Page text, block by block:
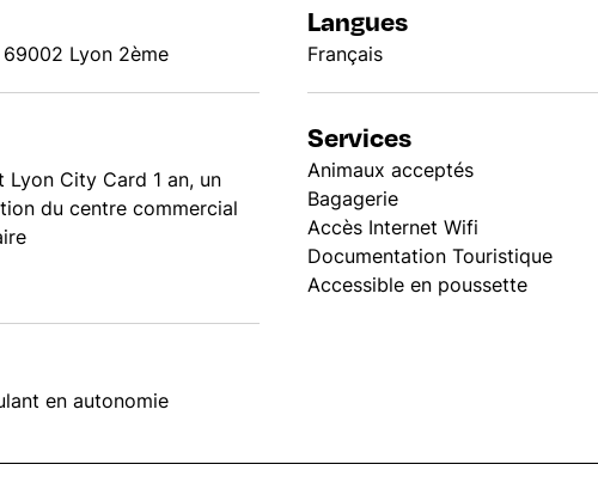
Lyon 2ème
Langues
Français
City Card 1 an, un
du centre commercial
Services
Animaux acceptés
Bagagerie
Accès Internet Wifi
Documentation Touristique
Accessible en poussette
en autonomie